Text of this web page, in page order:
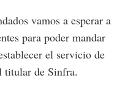
vamos a esperar a
para poder mandar
el servicio de
titular de Sinfra.